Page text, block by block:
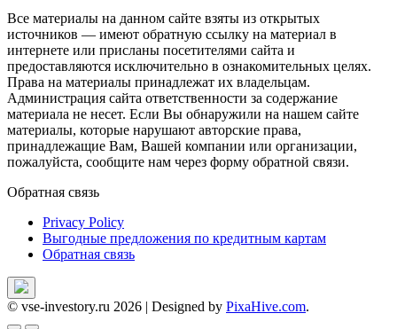
Все материалы на данном сайте взяты из открытых
источников — имеют обратную ссылку на материал в
интернете или присланы посетителями сайта и
предоставляются исключительно в ознакомительных целях.
Права на материалы принадлежат их владельцам.
Администрация сайта ответственности за содержание
материала не несет. Если Вы обнаружили на нашем сайте
материалы, которые нарушают авторские права,
принадлежащие Вам, Вашей компании или организации,
пожалуйста, сообщите нам через форму обратной связи.
Обратная связь
Privacy Policy
Выгодные предложения по кредитным картам
Обратная связь
© vse-investory.ru 2026 | Designed by PixaHive.com.